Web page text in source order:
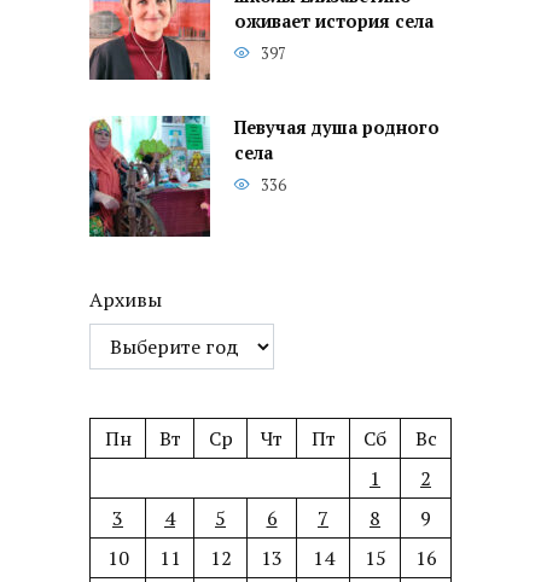
оживает история села
397
Певучая душа родного
села
336
Архивы
Пн Вт Ср Чт Пт Сб
Вс
1
2
3
4 5 6 7 8
9
10
11 12 13 14 15
16